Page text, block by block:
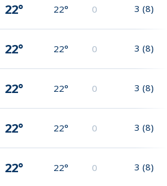
22° 22° 0 3 (8)
22° 22° 0 3 (8)
22° 22° 0 3 (8)
22° 22° 0 3 (8)
22° 22° 0 3 (8)